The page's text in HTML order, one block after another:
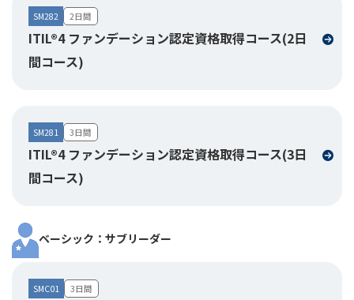
SM282
ITIL®4 ファンデーション認定資格取得コース(2日
間コース)
2日間
SM281
ITIL®4 ファンデーション認定資格取得コース(3日
間コース)
3日間
ベーシック：サブリーダー
SMC01 3日間